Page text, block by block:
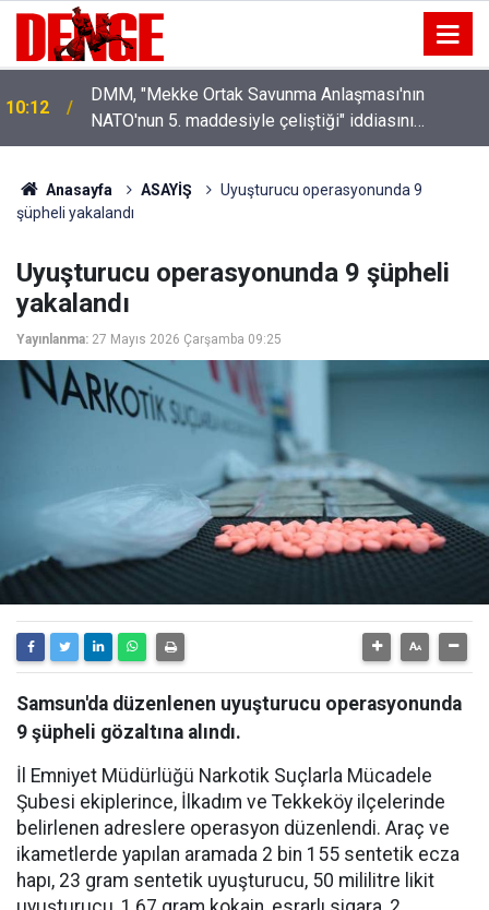
10:12
DMM, "Mekke Ortak Savunma Anlaşması'nın
NATO'nun 5. maddesiyle çeliştiği" iddiasını
yalanladı
Anasayfa ASAYİŞ
Uyuşturucu operasyonunda 9
şüpheli yakalandı
Uyuşturucu operasyonunda 9 şüpheli
yakalandı
Yayınlanma: 27 Mayıs 2026 Çarşamba 09:25
Samsun'da düzenlenen uyuşturucu operasyonunda
9 şüpheli gözaltına alındı.
İl Emniyet Müdürlüğü Narkotik Suçlarla Mücadele
Şubesi ekiplerince, İlkadım ve Tekkeköy ilçelerinde
belirlenen adreslere operasyon düzenlendi. Araç ve
ikametlerde yapılan aramada 2 bin 155 sentetik ecza
hapı, 23 gram sentetik uyuşturucu, 50 mililitre likit